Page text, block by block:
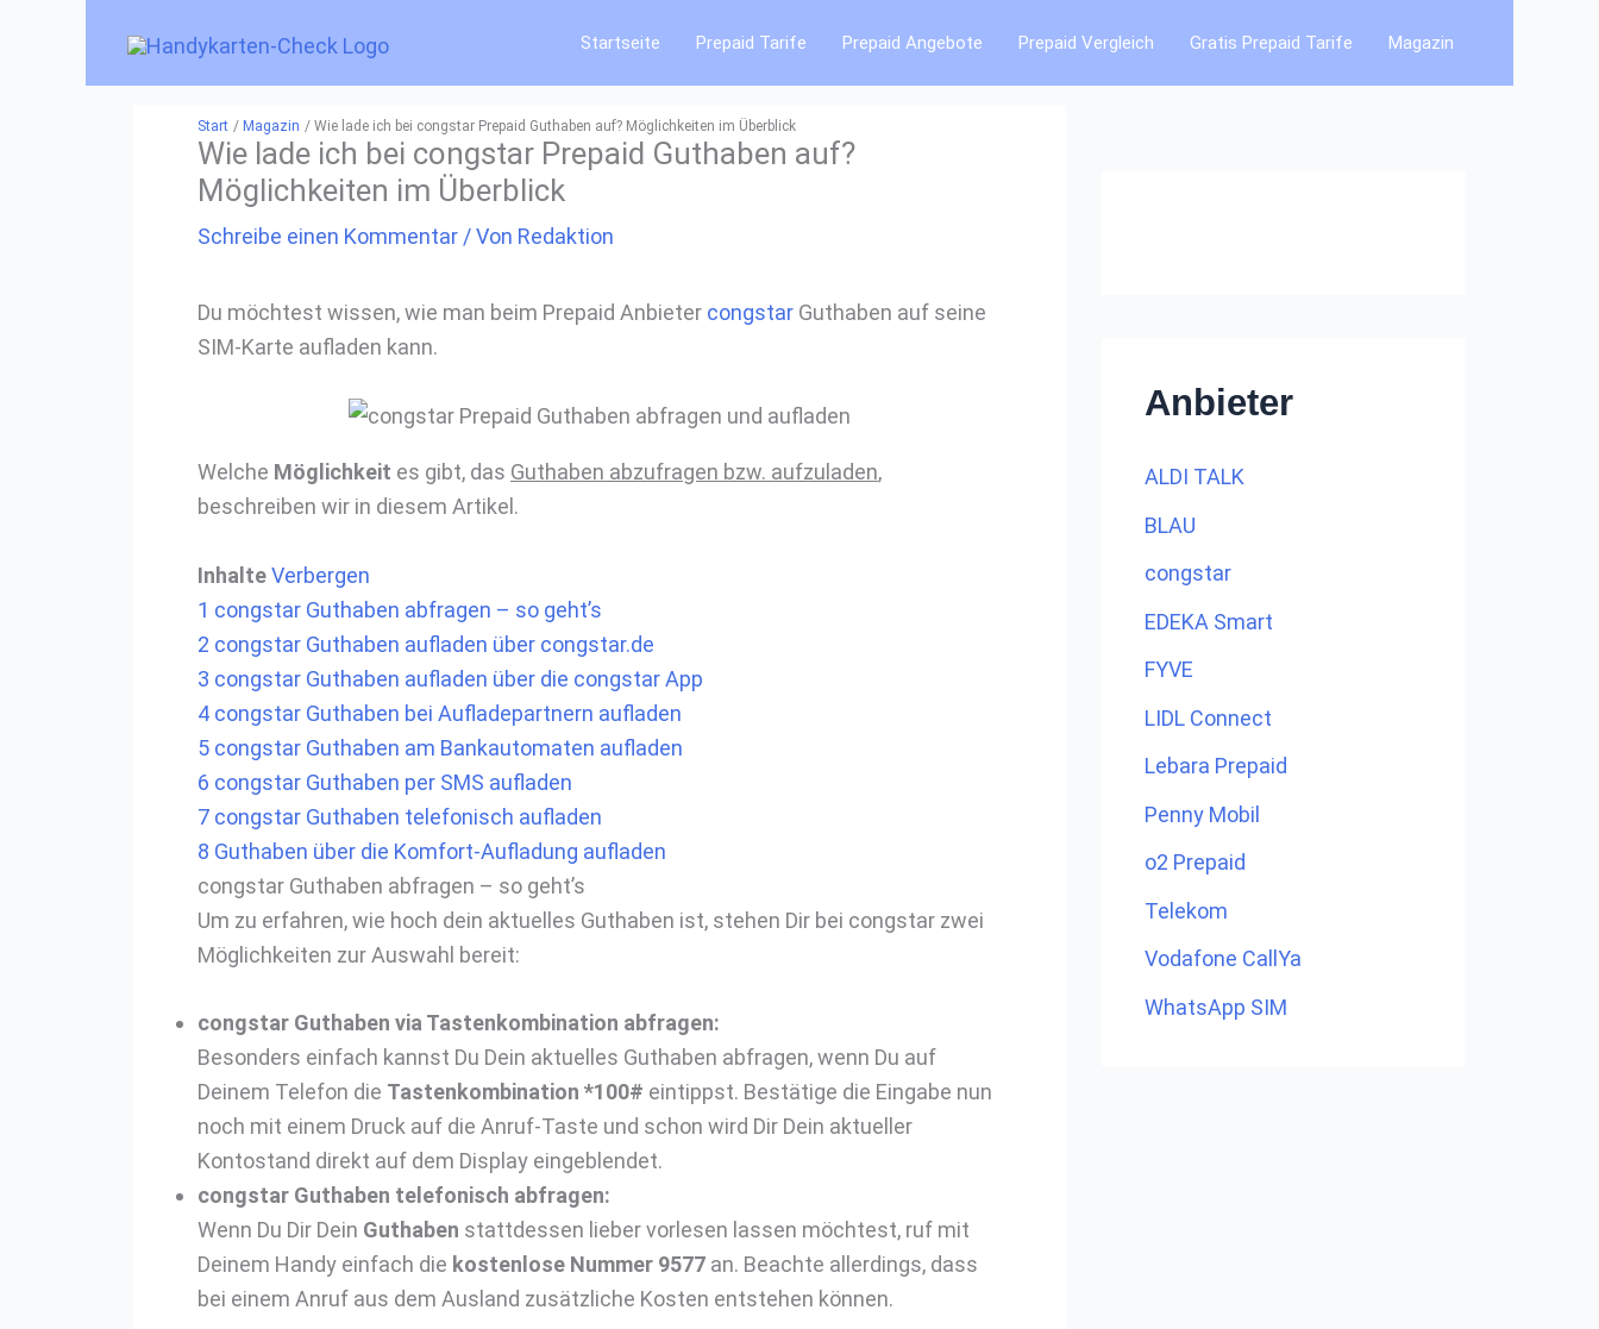
Startseite Prepaid Tarife Prepaid Angebote Prepaid Vergleich Gratis Prepaid Tarife Magazin
Start Magazin Wie lade ich bei congstar Prepaid Guthaben auf? Möglichkeiten im Überblick
Wie lade ich bei congstar Prepaid Guthaben auf?
Möglichkeiten im Überblick
Schreibe einen Kommentar / Von Redaktion
Du möchtest wissen, wie man beim Prepaid Anbieter congstar Guthaben auf seine
SIM-Karte aufladen kann.
Welche Möglichkeit es gibt, das Guthaben abzufragen bzw. aufzuladen,
beschreiben wir in diesem Artikel.
InhalteVerbergen
1 congstar Guthaben abfragen – so geht’s
2 congstar Guthaben aufladen über congstar.de
3 congstar Guthaben aufladen über die congstar App
4 congstar Guthaben bei Aufladepartnern aufladen
5 congstar Guthaben am Bankautomaten aufladen
6 congstar Guthaben per SMS aufladen
7 congstar Guthaben telefonisch aufladen
8 Guthaben über die Komfort-Aufladung aufladen
congstar Guthaben abfragen – so geht’s
Um zu erfahren, wie hoch dein aktuelles Guthaben ist, stehen Dir bei congstar zwei
Möglichkeiten zur Auswahl bereit:
congstar Guthaben via Tastenkombination abfragen:
Besonders einfach kannst Du Dein aktuelles Guthaben abfragen, wenn Du auf
Deinem Telefon die Tastenkombination *100# eintippst. Bestätige die Eingabe nun
noch mit einem Druck auf die Anruf-Taste und schon wird Dir Dein aktueller
Kontostand direkt auf dem Display eingeblendet.
congstar Guthaben telefonisch abfragen:
Wenn Du Dir Dein Guthaben stattdessen lieber vorlesen lassen möchtest, ruf mit
Deinem Handy einfach die kostenlose Nummer 9577 an. Beachte allerdings, dass
bei einem Anruf aus dem Ausland zusätzliche Kosten entstehen können.
Anbieter
ALDI TALK
BLAU
congstar
EDEKA Smart
FYVE
LIDL Connect
Lebara Prepaid
Penny Mobil
o2 Prepaid
Telekom
Vodafone CallYa
WhatsApp SIM